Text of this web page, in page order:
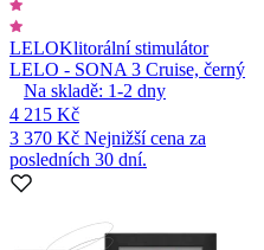
LELOKlitorální stimulátor
LELO - SONA 3 Cruise, černý
Na skladě: 1-2 dny
4 215 Kč
3 370 Kč Nejnižší cena za
posledních 30 dní.